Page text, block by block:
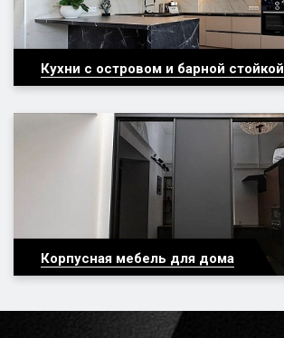
Кухни с островом и барной стойкой
Корпусная мебель для дома